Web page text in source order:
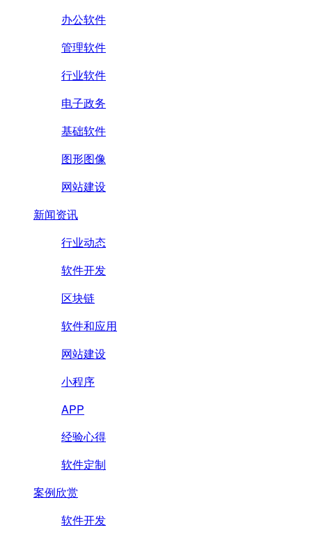
办公软件
管理软件
行业软件
电子政务
基础软件
图形图像
网站建设
新闻资讯
行业动态
软件开发
区块链
软件和应用
网站建设
小程序
APP
经验心得
软件定制
案例欣赏
软件开发